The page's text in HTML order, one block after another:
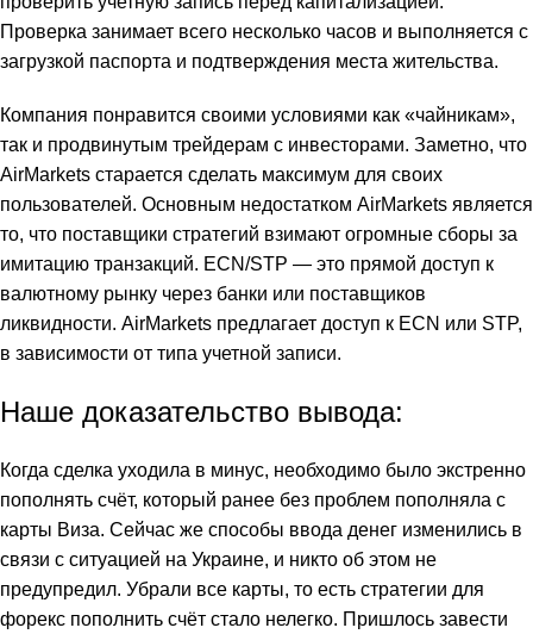
Проверка занимает всего несколько часов и выполняется с
загрузкой паспорта и подтверждения места жительства.
Компания понравится своими условиями как «чайникам»,
так и продвинутым трейдерам с инвесторами. Заметно, что
AirMarkets старается сделать максимум для своих
пользователей. Основным недостатком AirMarkets является
то, что поставщики стратегий взимают огромные сборы за
имитацию транзакций. ECN/STP — это прямой доступ к
валютному рынку через банки или поставщиков
ликвидности. AirMarkets предлагает доступ к ECN или STP,
в зависимости от типа учетной записи.
Наше доказательство вывода:
Когда сделка уходила в минус, необходимо было экстренно
пополнять счёт, который ранее без проблем пополняла с
карты Виза. Сейчас же способы ввода денег изменились в
связи с ситуацией на Украине, и никто об этом не
предупредил. Убрали все карты, то есть стратегии для
форекс пополнить счёт стало нелегко. Пришлось завести